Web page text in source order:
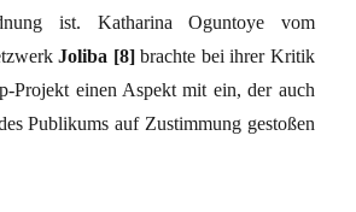
ist. Katharina Oguntoye vom
Joliba [8]brachte bei ihrer Kritik
Projekt einen Aspekt mit ein, der auch
Publikums auf Zustimmung gestoßen